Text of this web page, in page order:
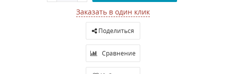
Заказать в один клик
Поделиться
Сравнение